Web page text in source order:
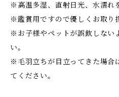
※高温多湿、直射日光、水濡れ
※鑑賞用ですので優しくお取り
※お子様やペットが誤飲しない
い。
※毛羽立ちが目立ってきた場合
てください。